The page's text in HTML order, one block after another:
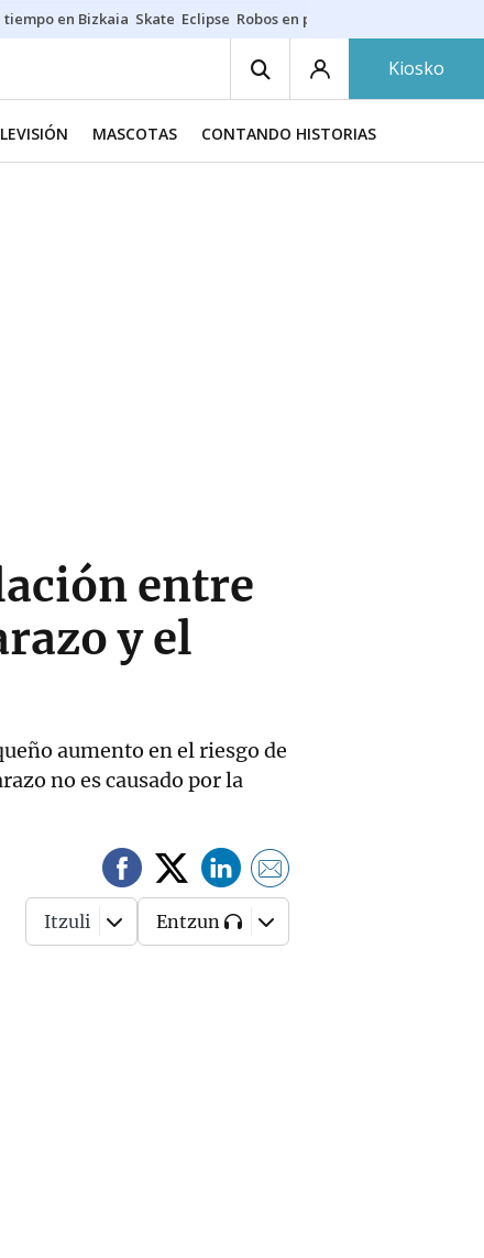
tiempo en Bizkaia Skate Eclipse Robos en playas
Kiosko
MASCOTAS CONTANDO HISTORIAS
entre
y el
aumento en el riesgo de
no es causado por la
Itzuli Entzun